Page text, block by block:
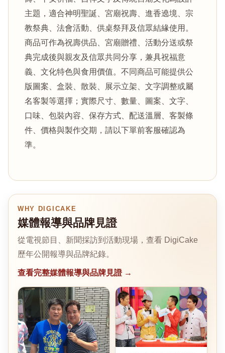
主題，適合神明聖誕、宮廟祝壽、進香遶境、宗
教祭典、法會活動、供桌祭拜及信眾結緣使用。
商品可作為祝壽供品、宮廟贈禮、活動分送或祭
典完成後與親友及信眾共同分享，兼具祝福意
義、文化特色與食用價值。不同商品可能提供公
版圖案、盒裝、散裝、展示立架、文字調整或屬
名客製等選擇；實際尺寸、數量、圖案、文字、
口味、包裝內容、保存方式、配送溫層、客製條
件、價格與製作交期，請以下單前客服確認為
準。
WHY DIGICAKE
媒體報導與品牌見證
從電視節目、新聞採訪到活動現場，查看 DigiCake
歷年公開報導與品牌紀錄。
查看完整媒體報導與品牌見證 →